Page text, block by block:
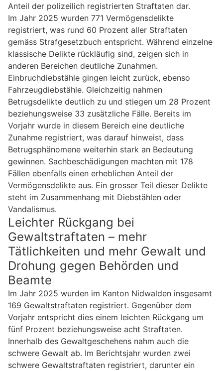
Anteil der polizeilich registrierten Straftaten dar.
Im Jahr 2025 wurden 771 Vermögensdelikte
registriert, was rund 60 Prozent aller Straftaten
gemäss Strafgesetzbuch entspricht. Während einzelne
klassische Delikte rückläufig sind, zeigen sich in
anderen Bereichen deutliche Zunahmen.
Einbruchdiebstähle gingen leicht zurück, ebenso
Fahrzeugdiebstähle. Gleichzeitig nahmen
Betrugsdelikte deutlich zu und stiegen um 28 Prozent
beziehungsweise 33 zusätzliche Fälle. Bereits im
Vorjahr wurde in diesem Bereich eine deutliche
Zunahme registriert, was darauf hinweist, dass
Betrugsphänomene weiterhin stark an Bedeutung
gewinnen. Sachbeschädigungen machten mit 178
Fällen ebenfalls einen erheblichen Anteil der
Vermögensdelikte aus. Ein grosser Teil dieser Delikte
steht im Zusammenhang mit Diebstählen oder
Vandalismus.
Leichter Rückgang bei
Gewaltstraftaten – mehr
Tätlichkeiten und mehr Gewalt und
Drohung gegen Behörden und
Beamte
Im Jahr 2025 wurden im Kanton Nidwalden insgesamt
169 Gewaltstraftaten registriert. Gegenüber dem
Vorjahr entspricht dies einem leichten Rückgang um
fünf Prozent beziehungsweise acht Straftaten.
Innerhalb des Gewaltgeschehens nahm auch die
schwere Gewalt ab. Im Berichtsjahr wurden zwei
schwere Gewaltstraftaten registriert, darunter ein